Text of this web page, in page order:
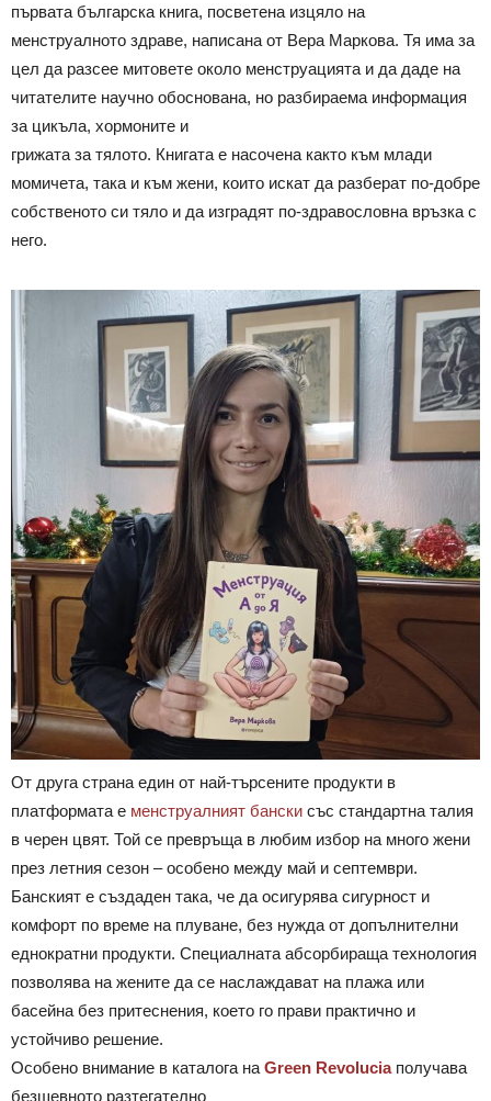
първата българска книга, посветена изцяло на
менструалното здраве, написана от Вера Маркова. Тя има за
цел да разсее митовете около менструацията и да даде на
читателите научно обоснована, но разбираема информация
за цикъла, хормоните и
грижата за тялото. Книгата е насочена както към млади
момичета, така и към жени, които искат да разберат по-добре
собственото си тяло и да изградят по-здравословна връзка с
него.
От друга страна един от най-търсените продукти в
платформата е менструалният бански със стандартна талия
в черен цвят. Той се превръща в любим избор на много жени
през летния сезон – особено между май и септември.
Банският е създаден така, че да осигурява сигурност и
комфорт по време на плуване, без нужда от допълнителни
еднократни продукти. Специалната абсорбираща технология
позволява на жените да се наслаждават на плажа или
басейна без притеснения, което го прави практично и
устойчиво решение.
Особено внимание в каталога на Green Revoluciaполучава
безшевното разтегателно